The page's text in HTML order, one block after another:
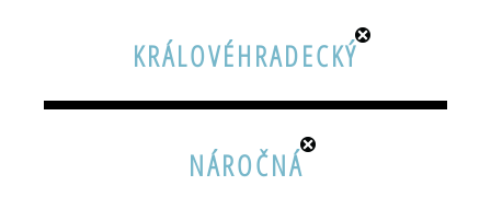
KRÁLOVÉHRADECKÝ
NÁROČNÁ